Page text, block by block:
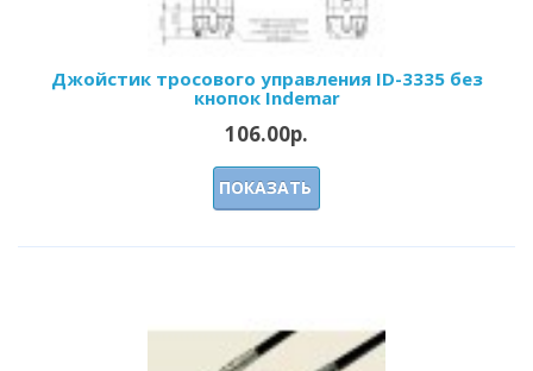
Джойстик тросового управления ID-3335 без
кнопок Indemar
106.00р.
ПОКАЗАТЬ